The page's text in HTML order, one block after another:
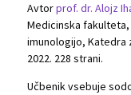
Avtorprof. dr. Alojz
Medicinska
imunologijo, Katedra
2022. 228 strani.
Učbenik vsebuje